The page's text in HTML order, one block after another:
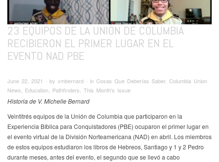
23 EQUIPOS DE LA UNIÓN DE COLUMBIA
RECIBIERON EL PRIMER LUGAR EN EL
EVENTO NAD PBE
June 22, 2021 ∙ by vmbernard ∙ in Cosas Que Deberías Saber, Columbia Union
News, Education, Pathfinders, This Month's Issue
Historia de V. Michelle Bernard
Veintitrés equipos de la Unión de Columbia que participaron en la
Experiencia Bíblica para Conquistadores (PBE) ocuparon el primer lugar en
el evento virtual de la División Norteamericana (NAD) en abril. Los miembros
de estos equipos estudiaron los libros de Hebreos, Santiago y 1 y 2 Pedro
durante meses, antes del evento, el segundo que se llevó a cabo